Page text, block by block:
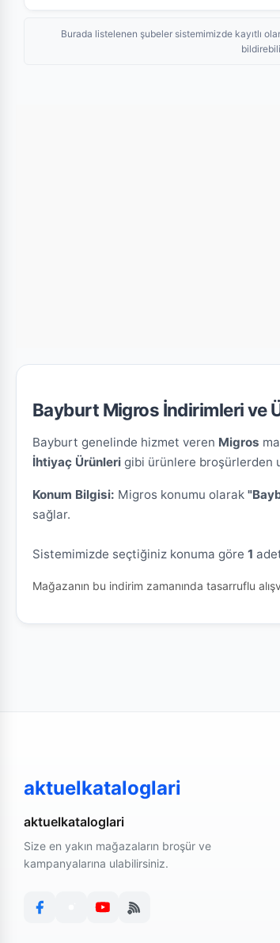
Burada listelenen şubeler sistemimizde kayıtlı
Bayburt Migros İndirimleri ve
Bayburt genelinde hizmet veren Migros
İhtiyaç Ürünleri gibi ürünlere broşürlerden
Konum Bilgisi: Migros konumu olarak
sağlar.
Sistemimizde seçtiğiniz konuma göre 1
Mağazanın bu indirim zamanında tasarruflu
aktuelkataloglari
aktuelkataloglari
Size en yakın mağazaların broşür ve
kampanyalarına ulabilirsiniz.